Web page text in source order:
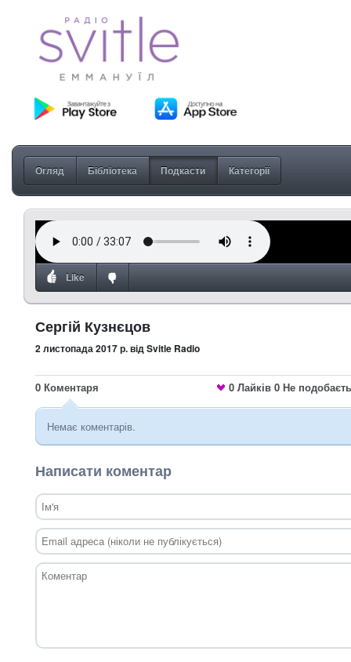
Огляд Бібліотека Подкасти Категорії
Like
Сергій Кузнєцов
2 листопада 2017 р.від Svitle Radio
0 Лайків 0 Не
0 Коментаря
Немає коментарів.
Написати коментар